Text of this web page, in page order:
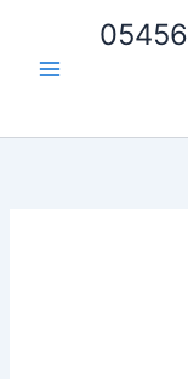
0545690779